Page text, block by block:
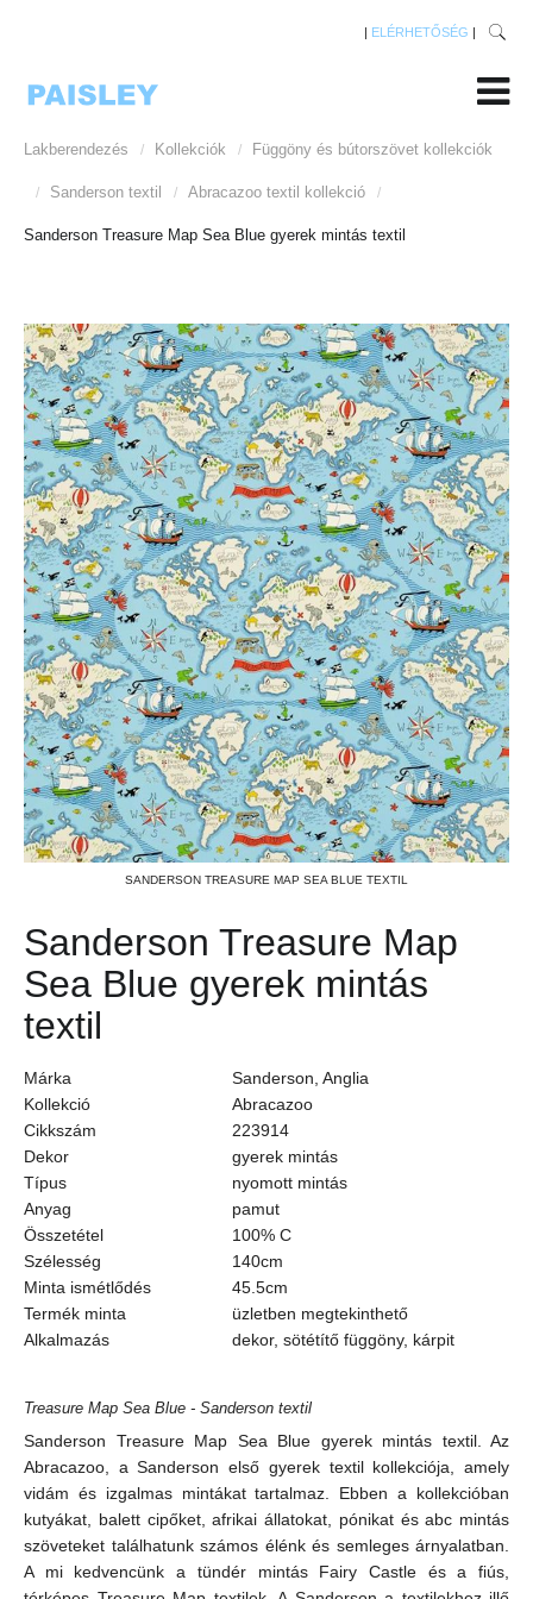
| ELÉRHETŐSÉG |
Lakberendezés / Kollekciók / Függöny és bútorszövet kollekciók
/ Sanderson textil / Abracazoo textil kollekció /
Sanderson Treasure Map Sea Blue gyerek mintás textil
SANDERSON TREASURE MAP SEA BLUE TEXTIL
Sanderson Treasure Map
Sea Blue gyerek mintás
textil
Márka
Sanderson, Anglia
Kollekció
Abracazoo
Cikkszám
223914
Dekor
gyerek mintás
Típus
nyomott mintás
Anyag
pamut
Összetétel
100% C
Szélesség
140cm
Minta ismétlődés
45.5cm
Termék minta
üzletben megtekinthető
Alkalmazás
dekor, sötétítő függöny, kárpit
Treasure Map Sea Blue - Sanderson textil
Sanderson Treasure Map Sea Blue gyerek mintás textil. Az
Abracazoo, a Sanderson első gyerek textil kollekciója, amely
vidám és izgalmas mintákat tartalmaz. Ebben a kollekcióban
kutyákat, balett cipőket, afrikai állatokat, pónikat és abc mintás
szöveteket találhatunk számos élénk és semleges árnyalatban.
A mi kedvencünk a tündér mintás Fairy Castle és a fiús,